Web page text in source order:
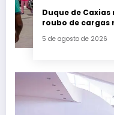
Duque de
roubo de cargas
5 de agosto de 2026